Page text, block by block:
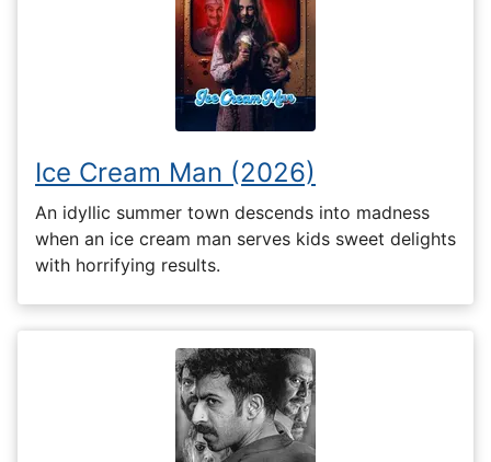
Ice Cream Man (2026)
An idyllic summer town descends into madness
when an ice cream man serves kids sweet delights
with horrifying results.